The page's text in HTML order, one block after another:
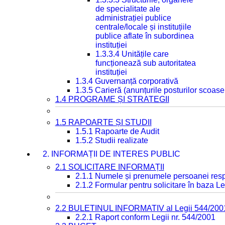
de specialitate ale
administrației publice
centrale/locale și instituțiile
publice aflate în subordinea
instituției
1.3.3.4 Unitățile care
funcționează sub autoritatea
instituției
1.3.4 Guvernanță corporativă
1.3.5 Carieră (anunțurile posturilor
1.4 PROGRAME ȘI STRATEGII
1.5 RAPOARTE ȘI STUDII
1.5.1 Rapoarte de Audit
1.5.2 Studii realizate
2. INFORMAȚII DE INTERES PUBLIC
2.1 SOLICITARE INFORMAȚII
2.1.1 Numele și prenumele persoanei
2.1.2 Formular pentru solicitare în baza
2.2 BULETINUL INFORMATIV al Legii 544/
2.2.1 Raport conform Legii nr. 544/2001